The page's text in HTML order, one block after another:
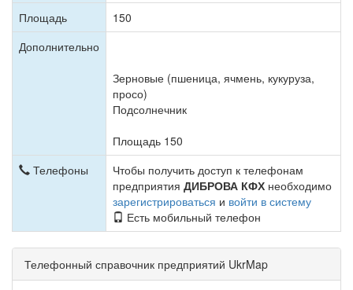
Площадь
150
Дополнительно
Зерновые (пшеница, ячмень, кукуруза,
просо)
Подсолнечник
Площадь 150
Телефоны
Чтобы получить доступ к телефонам
предприятия ДИБРОВА КФХ необходимо
зарегистрироваться и войти в систему
Есть мобильный телефон
Телефонный справочник предприятий UkrMap